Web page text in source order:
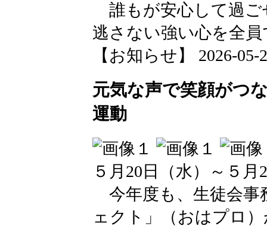
誰もが安心して過ご
逃さない強い心を全
【お知らせ】 2026-05-
元気な声で笑顔がつ
運動
５月20日（水）～５月
今年度も、生徒会事
ェクト」（おはプロ